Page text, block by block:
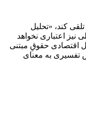
کند، «تحلیل
اعتباری نخواهد
اقتصادی حقوقِ مبتنی
تفسیری به معنای